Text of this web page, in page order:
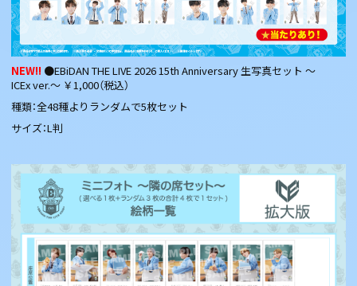
NEW!! ●EBiDAN THE LIVE 2026 15th Anniversary 生写真セット ～
ICEx ver.～ ￥1,000（税込）
種類：全48種よりランダムで5枚セット
サイズ：L判